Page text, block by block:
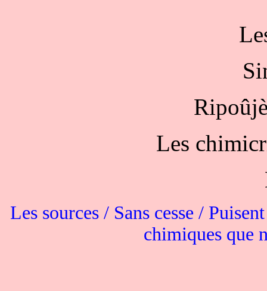
Les
Les sources / Sans cesse /
chimiques que